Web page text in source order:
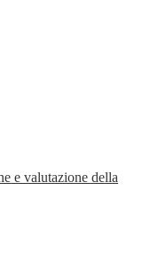
e valutazione della